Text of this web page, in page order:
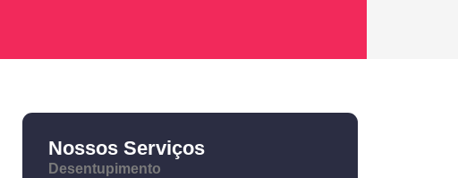
Nossos Serviços
Desentupimento